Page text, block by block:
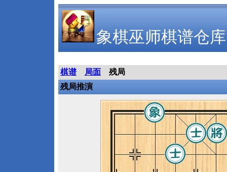
象棋巫师棋谱仓库
棋谱 局面
残局
残局推演